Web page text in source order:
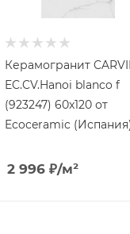
Керамогранит
EC.CV.Hanoi blanco f
(923247) 60x120 от
Ecoceramic
2 996₽/м²